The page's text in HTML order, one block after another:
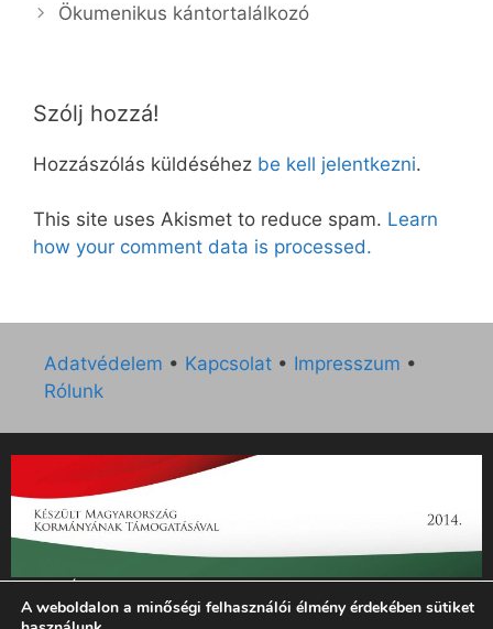
Ökumenikus kántortalálkozó
Szólj hozzá!
Hozzászólás küldéséhez be kell jelentkezni.
This site uses Akismet to reduce spam. Learn
how your comment data is processed.
Adatvédelem • Kapcsolat • Impresszum •
Rólunk
„Az Új Ember katolikus hetilap 2014. évi működésének
támogatását az EGYH-KCP-14-P-0121 sz. támogatási
A weboldalon a minőségi felhasználói élmény érdekében sütiket